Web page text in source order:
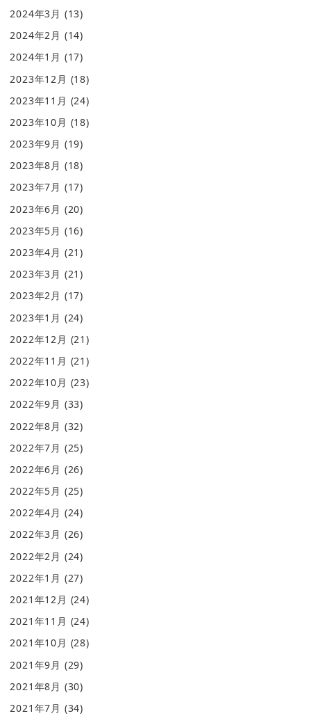
2024年3月 (13)
2024年2月 (14)
2024年1月 (17)
2023年12月 (18)
2023年11月 (24)
2023年10月 (18)
2023年9月 (19)
2023年8月 (18)
2023年7月 (17)
2023年6月 (20)
2023年5月 (16)
2023年4月 (21)
2023年3月 (21)
2023年2月 (17)
2023年1月 (24)
2022年12月 (21)
2022年11月 (21)
2022年10月 (23)
2022年9月 (33)
2022年8月 (32)
2022年7月 (25)
2022年6月 (26)
2022年5月 (25)
2022年4月 (24)
2022年3月 (26)
2022年2月 (24)
2022年1月 (27)
2021年12月 (24)
2021年11月 (24)
2021年10月 (28)
2021年9月 (29)
2021年8月 (30)
2021年7月 (34)